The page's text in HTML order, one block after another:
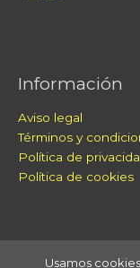
Información
Aviso legal
Términos y
Política de
Política de cookies
Usamos